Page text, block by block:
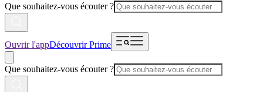
Que souhaitez-vous écouter ?
Ouvrir l'appDécouvrir Prime
Que souhaitez-vous écouter ?